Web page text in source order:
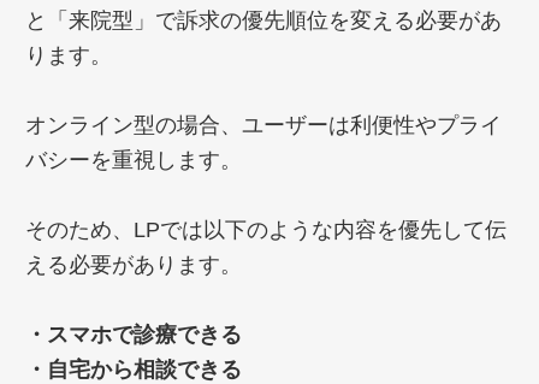
と「来院型」で訴求の優先順位を変える必要があ
ります。
オンライン型の場合、ユーザーは利便性やプライ
バシーを重視します。
そのため、LPでは以下のような内容を優先して伝
える必要があります。
・スマホで診療できる
・自宅から相談できる